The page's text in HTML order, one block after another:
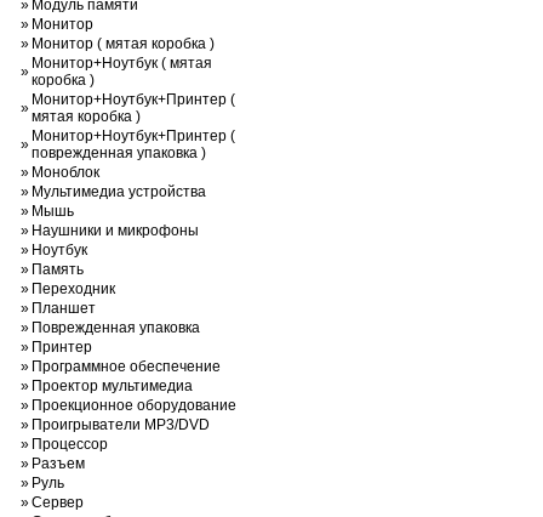
» Модуль памяти
» Монитор
» Монитор ( мятая коробка )
» Монитор+Ноутбук ( мятая
коробка )
» Монитор+Ноутбук+Принтер (
мятая коробка )
» Монитор+Ноутбук+Принтер (
поврежденная упаковка )
» Моноблок
» Мультимедиа устройства
» Мышь
» Наушники и микрофоны
» Ноутбук
» Память
» Переходник
» Планшет
» Поврежденная упаковка
» Принтер
» Программное обеспечение
» Проектор мультимедиа
» Проекционное оборудование
» Проигрыватели MP3/DVD
» Процессор
» Разъем
» Руль
»Сервер